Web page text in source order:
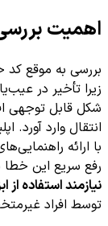
اهمیت
زیرا تأخیر در
شکل قابل توجهی
انتقال وارد
با ارائه
رفع سریع این خطا
نیازمند استفاده
توسط افراد